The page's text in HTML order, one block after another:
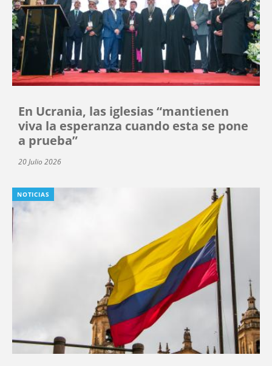
En Ucrania, las iglesias “mantienen
viva la esperanza cuando esta se pone
a prueba”
20 Julio 2026
NOTICIAS